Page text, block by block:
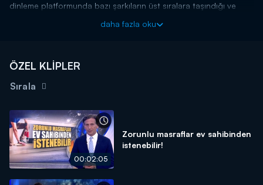
dinleme platformunda bazı şarkıların üst sıralara taşındığı ve
editörler hakkında inceleme başlatıldı. Sanatçılarsa bu duruma
Kanal D Haber, hafta içi her akşam Kanal D'de!
daha fazla oku
ÖZEL KLİPLER
Sırala
00:02:05
Zorunlu masraflar ev sahibinden
istenebilir!